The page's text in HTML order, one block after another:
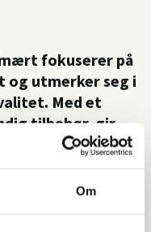
Om
fokuserer på
og utmerker seg i
Med et
tilbehør, gir
bad. De
med både
pris.